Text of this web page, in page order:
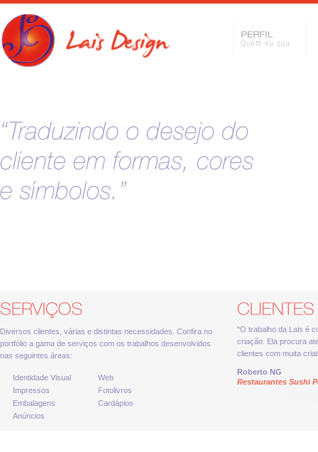
Diversos clientes, várias e distintas necessidades. Confira no
portfólio a gama de serviços com os trabalhos desenvolvidos
nas seguintes áreas:
Identidade Visual
Impressos
Embalagens
Anúncios
Web
Fotolivros
Cardápios
"O trabalho da Lais é
criação. Ela procura
clientes com muita
Roberto NG
Restaurantes Sushi